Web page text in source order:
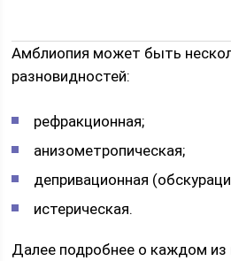
Амблиопия может быть
разновидностей:
рефракционная;
анизометропическая;
депривационная
истерическая.
Далее подробнее о каждом из